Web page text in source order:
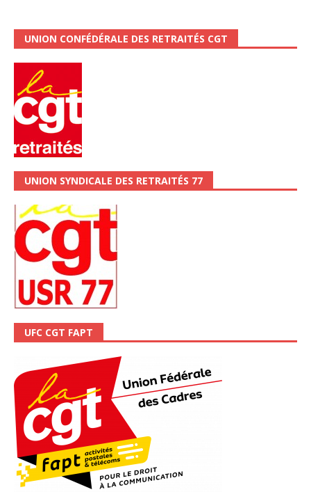
UNION CONFÉDÉRALE DES RETRAITÉS CGT
UNION SYNDICALE DES RETRAITÉS 77
UFC CGT FAPT